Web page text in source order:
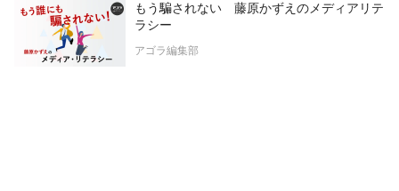
もう騙されない 藤原かずえのメディアリテ
ラシー
アゴラ編集部